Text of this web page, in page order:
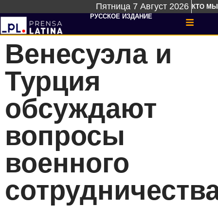
Пятница 7 Август 2026 КТО МЫ
РУССКОЕ ИЗДАНИЕ
Венесуэла и
Турция
обсуждают
вопросы
военного